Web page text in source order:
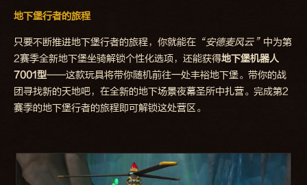
地下堡行者的旅程
只要不断推进地下堡行者的旅程，你就能在 “安德麦风云” 中为第
2赛季全新地下堡坐骑解锁个性化选项，还能获得地下堡机器人
7001型——这款玩具将带你随机前往一处丰裕地下堡。带你的战
团寻找新的天地吧，在全新的地下场景夜幕圣所中扎营。完成第2
赛季的地下堡行者的旅程即可解锁这处营区。